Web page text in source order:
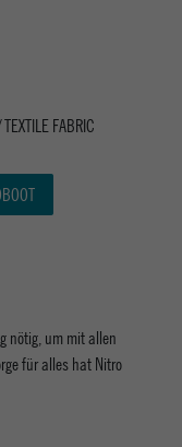
FABRIC
nötig, um mit allen
für alles hat Nitro